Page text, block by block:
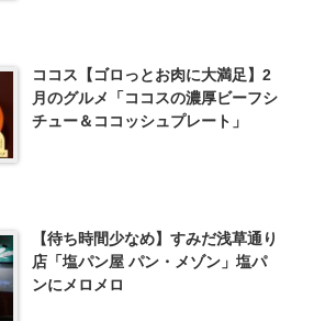
ココス【ゴロっとお肉に大満足】2
月のグルメ「ココスの濃厚ビーフシ
チュー＆ココッシュプレート」
【待ち時間少なめ】すみだ浅草通り
店「塩パン屋 パン・メゾン」塩パ
ンにメロメロ